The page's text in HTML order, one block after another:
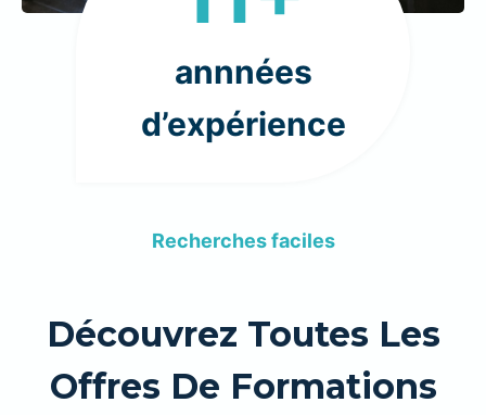
annnées
d’expérience
Recherches faciles
Découvrez Toutes Les
Offres De Formations